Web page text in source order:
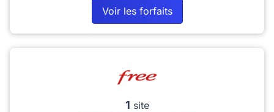
Voir les forfaits
1 site